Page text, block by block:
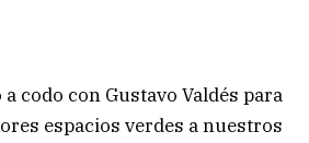
codo con Gustavo Valdés para
espacios verdes a nuestros